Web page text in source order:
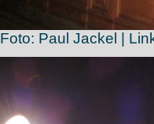
Foto: Paul Jackel |